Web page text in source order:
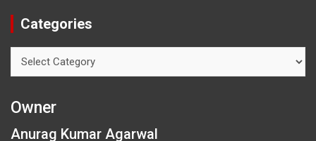
Categories
Owner
Anurag Kumar Agarwal